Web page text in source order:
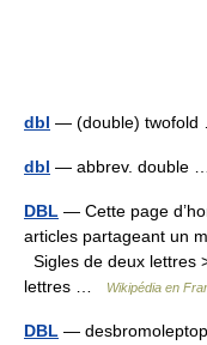
dbl — (double)
dbl — abbrev. double
DBL — Cette page
articles partageant un
Sigles de deux lettres
lettres …
Wikipédia en
DBL —